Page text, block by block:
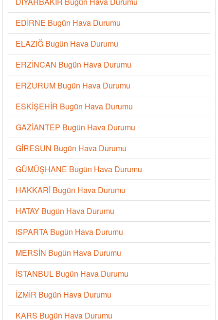
EDİRNE Bugün Hava Durumu
ELAZIĞ Bugün Hava Durumu
ERZİNCAN Bugün Hava Durumu
ERZURUM Bugün Hava Durumu
ESKİŞEHİR Bugün Hava Durumu
GAZİANTEP Bugün Hava Durumu
GİRESUN Bugün Hava Durumu
GÜMÜŞHANE Bugün Hava Durumu
HAKKARİ Bugün Hava Durumu
HATAY Bugün Hava Durumu
ISPARTA Bugün Hava Durumu
MERSİN Bugün Hava Durumu
İSTANBUL Bugün Hava Durumu
İZMİR Bugün Hava Durumu
KARS Bugün Hava Durumu